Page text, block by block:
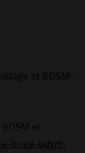
et BDSM :
et
boire-bdsm-